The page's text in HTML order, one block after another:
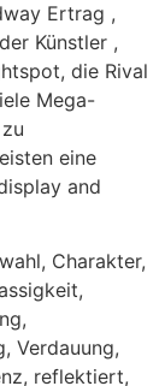
Ertrag ,
Künstler ,
die Rival
Mega-
eine
and
Charakter,
Verdauung,
reflektiert,